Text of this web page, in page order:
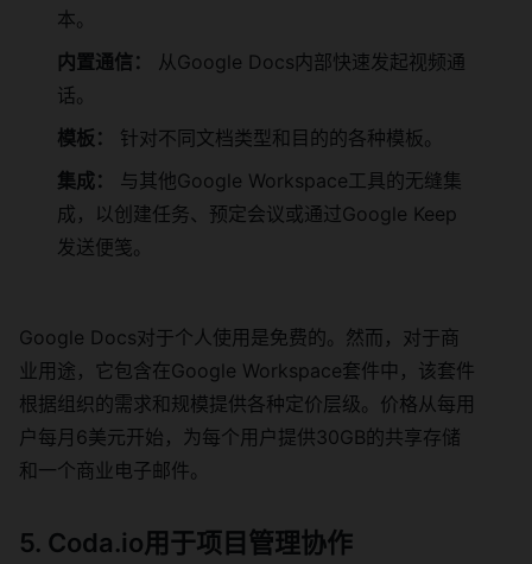
本。
内置通信：
从Google Docs内部快速发起视频通
话。
模板：
针对不同文档类型和目的的各种模板。
集成：
与其他Google Workspace工具的无缝集
成，以创建任务、预定会议或通过Google Keep
发送便笺。
Google Docs对于个人使用是免费的。然而，对于商
业用途，它包含在Google Workspace套件中，该套件
根据组织的需求和规模提供各种定价层级。价格从每用
户每月6美元开始，为每个用户提供30GB的共享存储
和一个商业电子邮件。
5. Coda.io用于项目管理协作